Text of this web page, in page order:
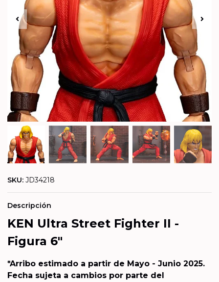
SKU: JD34218
Descripción
KEN Ultra Street Fighter II -
Figura 6"
*Arribo estimado a partir de Mayo - Junio 2025.
Fecha sujeta a cambios por parte del